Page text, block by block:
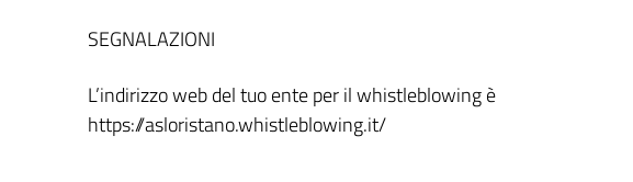
SEGNALAZIONI
L’indirizzo web del tuo ente per il whistleblowing è
https://asloristano.whistleblowing.it/